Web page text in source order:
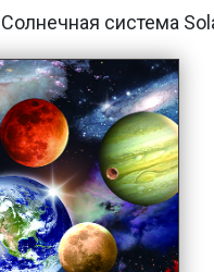
система